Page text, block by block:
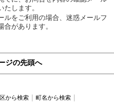
たします。
をご利用の場合、迷惑メールフ
合があります。
ジの先頭へ
から検索
町名から検索